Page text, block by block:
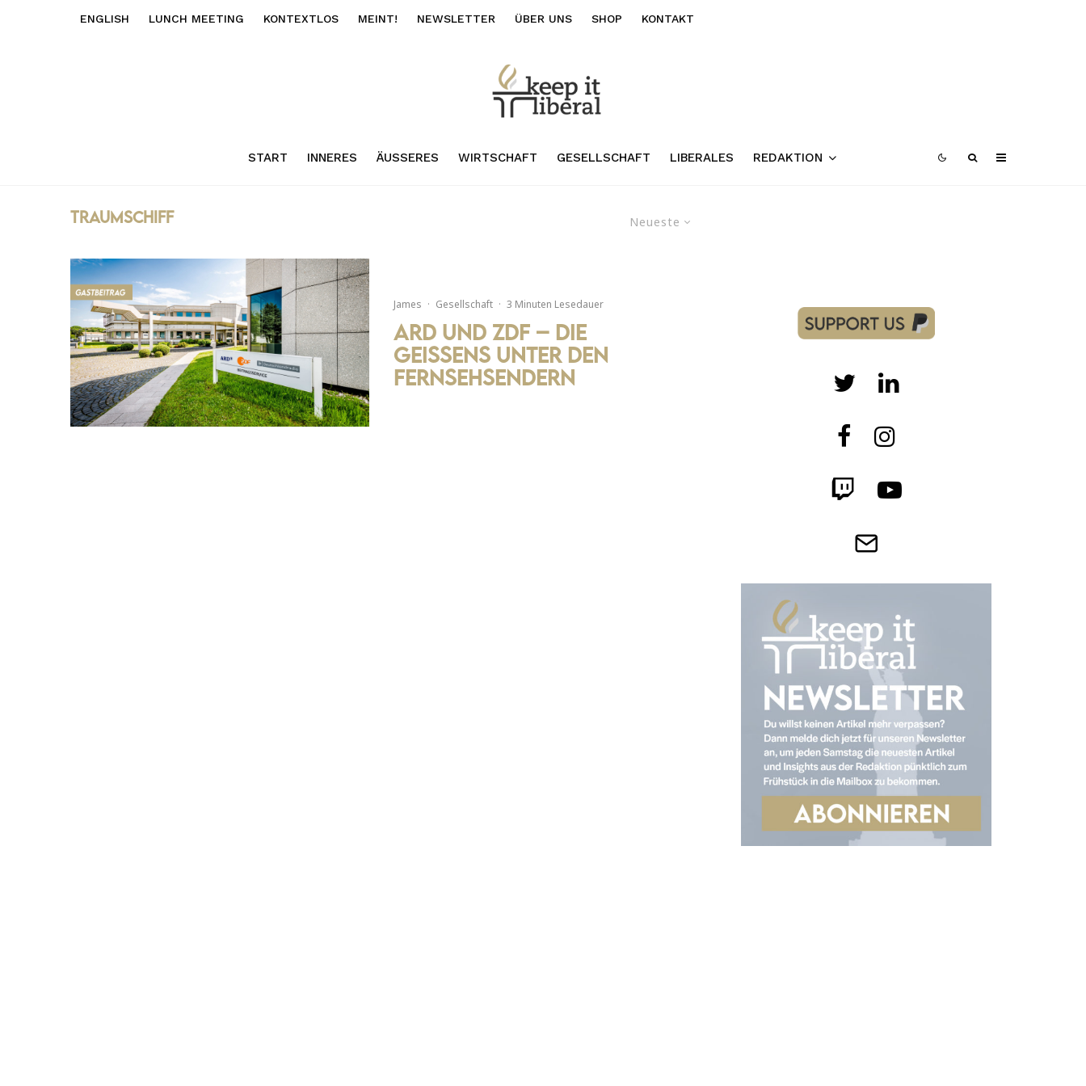
ENGLISH LUNCH MEETING KONTEXTLOS MEINT! NEWSLETTER ÜBER UNS SHOP KONTAKT
START INNERES ÄUSSERES WIRTSCHAFT GESELLSCHAFT LIBERALES REDAKTION
Neueste
traumschiff
James · Gesellschaft · 3 Minuten Lesedauer
ARD und ZDF – Die
Geissens unter den
Fernsehsendern